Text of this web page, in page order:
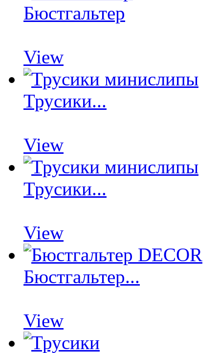
Бюстгальтер
View
Трусики...
View
Трусики...
View
Бюстгальтер...
View